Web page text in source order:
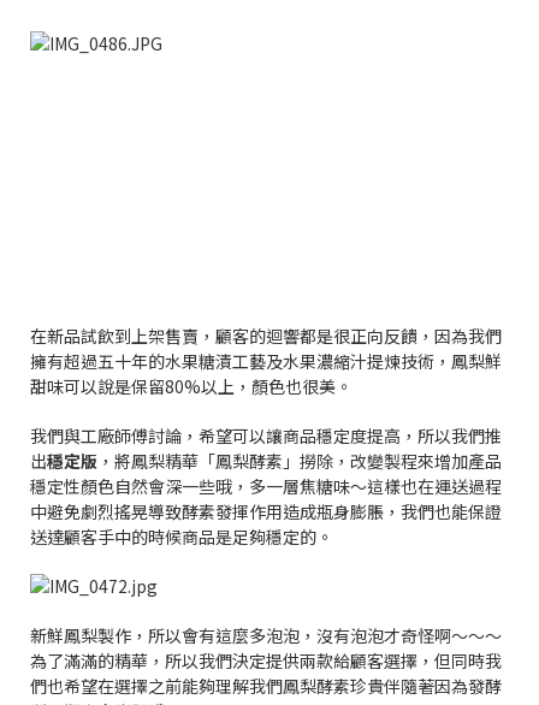
在新品試飲到上架售賣，顧客的迴響都是很正向反饋，因為我們
擁有超過五十年的水果糖漬工藝及水果濃縮汁提煉技術，鳳梨鮮
甜味可以說是保留80%以上，顏色也很美。
我們與工廠師傅討論，希望可以讓商品穩定度提高，所以我們推
出穩定版 ，將鳳梨精華「鳳梨酵素」撈除，改變製程來增加產品
穩定性顏色自然會深一些哦，多一層焦糖味～這樣也在運送過程
中避免劇烈搖晃導致酵素發揮作用造成瓶身膨脹，我們也能保證
送達顧客手中的時候商品是足夠穩定的。
新鮮鳳梨製作，所以會有這麼多泡泡，沒有泡泡才奇怪啊～～～
為了滿滿的精華，所以我們決定提供兩款給顧客選擇，但同時我
們也希望在選擇之前能夠理解我們鳳梨酵素珍貴伴隨著因為發酵